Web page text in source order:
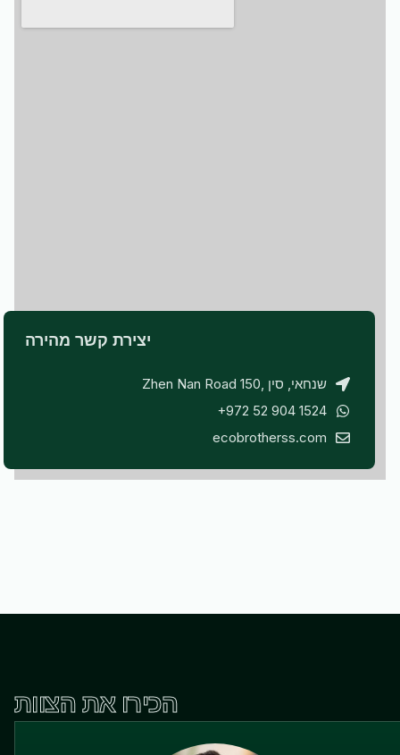
יצירת קשר מהירה
Zhen Nan Road 150, שנחאי, סין
+972 52 904 1524
ecobrotherss.com
הכירו את הצוות